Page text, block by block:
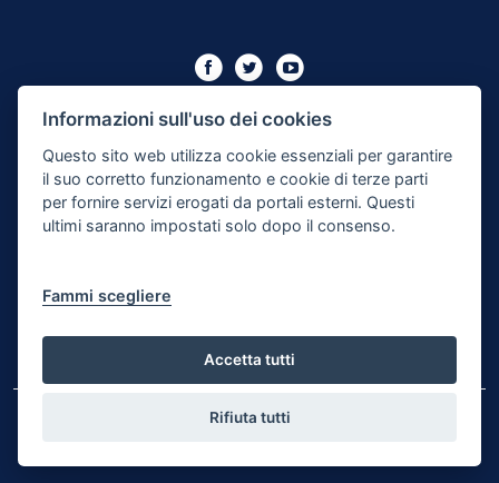
XIII
Dichiarazione di Accessibilità
Note Legali
© Regione Puglia
Informazioni sull'uso dei cookies
Questo sito web utilizza cookie essenziali per garantire
il suo corretto funzionamento e cookie di terze parti
per fornire servizi erogati da portali esterni. Questi
ultimi saranno impostati solo dopo il consenso.
Fammi scegliere
Accetta tutti
Rifiuta tutti